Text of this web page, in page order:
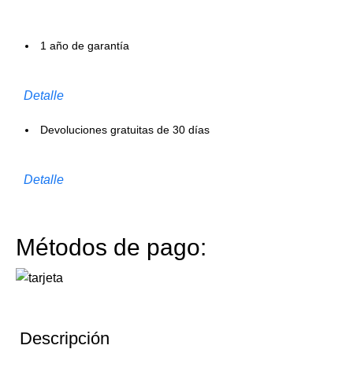
1 año de garantía
Detalle
Devoluciones gratuitas de 30 días
Detalle
Métodos de pago:
Descripción